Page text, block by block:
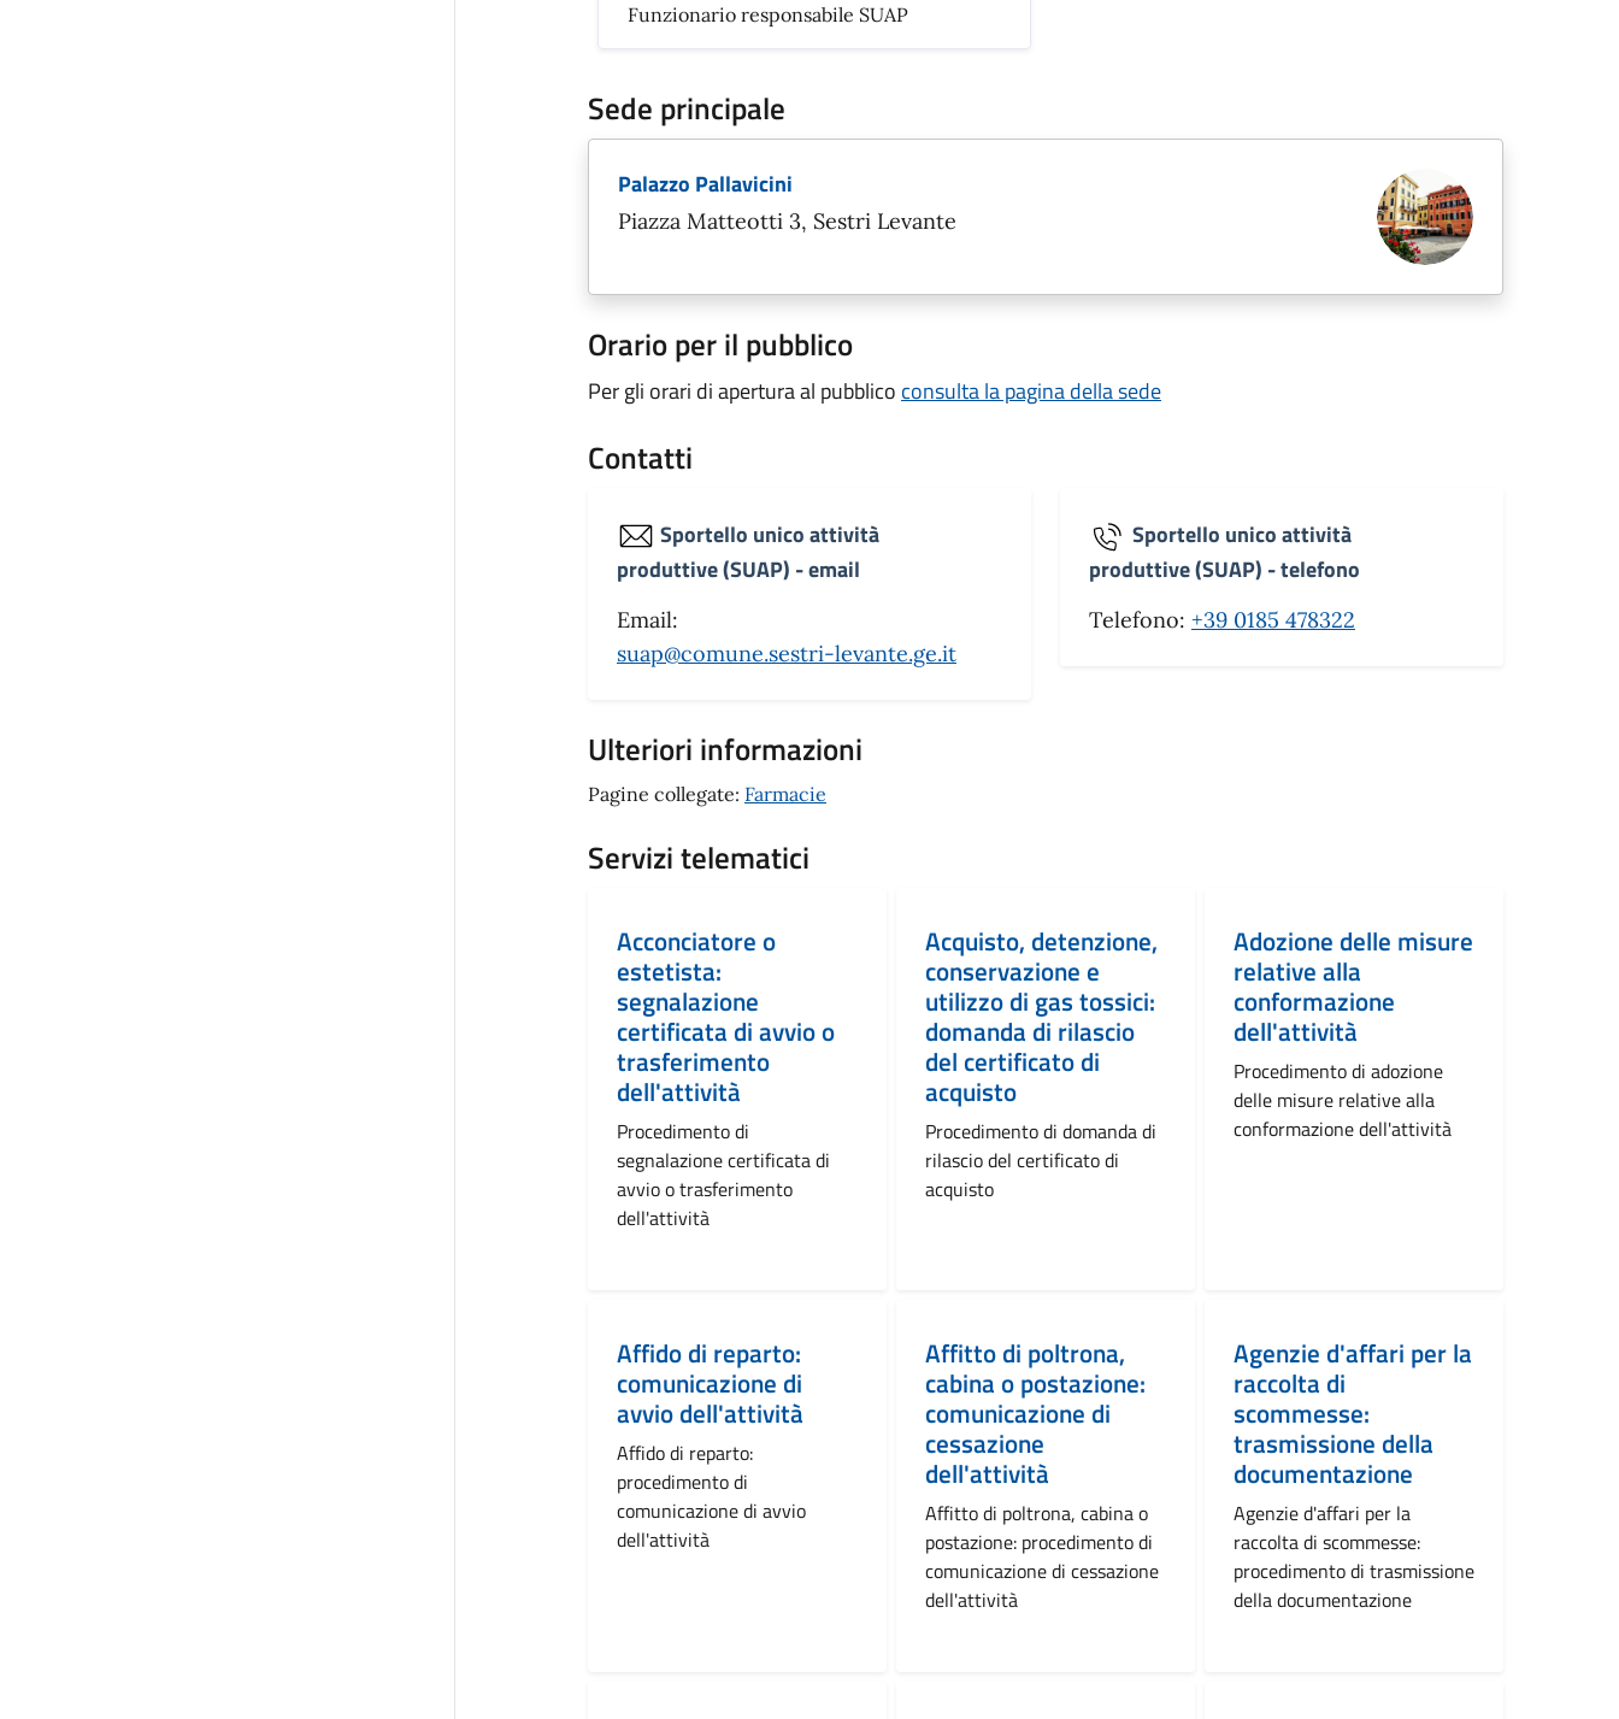
Funzionario responsabile SUAP
Sede principale
Palazzo Pallavicini
Piazza Matteotti 3, Sestri Levante
Orario per il pubblico
Per gli orari di apertura al pubblico consulta la pagina della sede
Contatti
Sportello unico attività
produttive (SUAP) - email
Email:
suap@comune.sestri-levante.ge.it
Sportello unico attività
produttive (SUAP) - telefono
Telefono: +39 0185 478322
Ulteriori informazioni
Pagine collegate: Farmacie
Servizi telematici
Acconciatore o
estetista:
segnalazione
certificata di avvio o
trasferimento
dell'attività
Procedimento di
segnalazione certificata di
avvio o trasferimento
dell'attività
Acquisto, detenzione,
conservazione e
utilizzo di gas tossici:
domanda di rilascio
del certificato di
acquisto
Procedimento di domanda di
rilascio del certificato di
acquisto
Adozione delle misure
relative alla
conformazione
dell'attività
Procedimento di adozione
delle misure relative alla
conformazione dell'attività
Affido di reparto:
comunicazione di
avvio dell'attività
Affido di reparto:
procedimento di
comunicazione di avvio
dell'attività
Affitto di poltrona,
cabina o postazione:
comunicazione di
cessazione
dell'attività
Affitto di poltrona, cabina o
postazione: procedimento di
comunicazione di cessazione
dell'attività
Agenzie d'affari per la
raccolta di
scommesse:
trasmissione della
documentazione
Agenzie d'affari per la
raccolta di scommesse:
procedimento di trasmissione
della documentazione